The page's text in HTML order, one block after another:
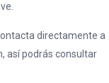
directamente a
así podrás consultar